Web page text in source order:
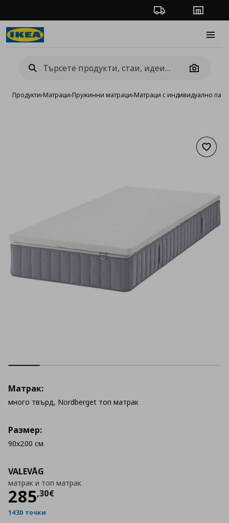
Проследяване на
Camera
Продукти›Матраци›Пружинни матраци›Матраци с индивидуално
VALEVÅG
матрак и топ матрак
285,30€
Цена
1430 точки
Матрак:
много твърд, Nordberget топ матрак
Размер:
90x200 см